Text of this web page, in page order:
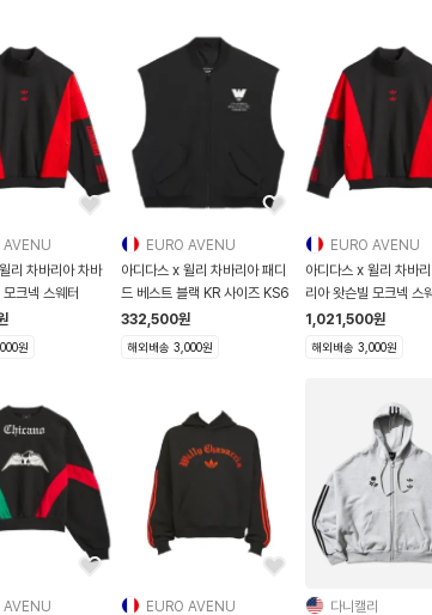
AVENU
리 차바리아 차바
크넥 스웨터
원
EURO AVENU
아디다스 x 윌리 차바리아 패디
드 베스트 블랙 KR 사이즈 KS6
332,500원
해외배송 3,000원
EURO AVENU
아디다스 x 윌리 차바
리아 왓슨빌 모크넥 스
1,021,500원
해외배송 3,000원
AVENU EURO AVENU 다니캘리